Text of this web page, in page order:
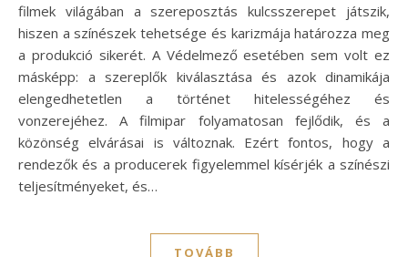
filmek világában a szereposztás kulcsszerepet játszik,
hiszen a színészek tehetsége és karizmája határozza meg
a produkció sikerét. A Védelmező esetében sem volt ez
másképp: a szereplők kiválasztása és azok dinamikája
elengedhetetlen a történet hitelességéhez és
vonzerejéhez. A filmipar folyamatosan fejlődik, és a
közönség elvárásai is változnak. Ezért fontos, hogy a
rendezők és a producerek figyelemmel kísérjék a színészi
teljesítményeket, és…
TOVÁBB